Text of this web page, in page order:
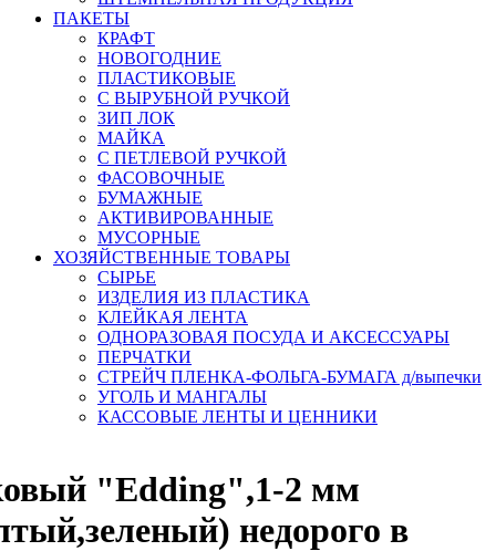
ПАКЕТЫ
КРАФТ
НОВОГОДНИЕ
ПЛАСТИКОВЫЕ
С ВЫРУБНОЙ РУЧКОЙ
ЗИП ЛОК
МАЙКА
С ПЕТЛЕВОЙ РУЧКОЙ
ФАСОВОЧНЫЕ
БУМАЖНЫЕ
АКТИВИРОВАННЫЕ
МУСОРНЫЕ
ХОЗЯЙСТВЕННЫЕ ТОВАРЫ
СЫРЬЕ
ИЗДЕЛИЯ ИЗ ПЛАСТИКА
КЛЕЙКАЯ ЛЕНТА
ОДНОРАЗОВАЯ ПОСУДА И АКСЕССУАРЫ
ПЕРЧАТКИ
СТРЕЙЧ ПЛЕНКА-ФОЛЬГА-БУМАГА д/выпечки
УГОЛЬ И МАНГАЛЫ
КАССОВЫЕ ЛЕНТЫ И ЦЕННИКИ
"Edding",1-2 мм
недорого в